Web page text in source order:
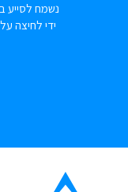
נשמח לסייע
ידי לחיצה